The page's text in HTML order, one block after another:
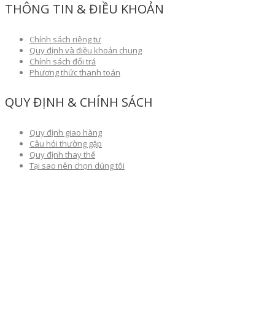
THÔNG TIN & ĐIỀU KHOẢN
Chính sách riêng tư
Quy định và điều khoản chung
Chính sách đổi trả
Phương thức thanh toán
QUY ĐỊNH & CHÍNH SÁCH
Quy định giao hàng
Câu hỏi thường gặp
Quy định thay thế
Tại sao nên chọn dúng tôi